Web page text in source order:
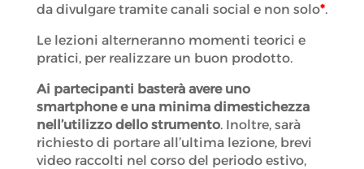
da divulgare tramite canali social e non solo*.
Le lezioni alterneranno momenti teorici e
pratici, per realizzare un buon prodotto.
Ai partecipanti basterà avere uno
smartphone e una minima dimestichezza
nell’utilizzo dello strumento. Inoltre, sarà
richiesto di portare all’ultima lezione, brevi
video raccolti nel corso del periodo estivo,